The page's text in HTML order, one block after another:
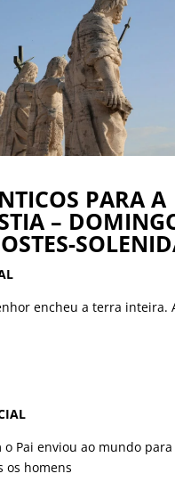
PARA A
–
encheu a terra inteira.
o Pai enviou ao mundo
os homens